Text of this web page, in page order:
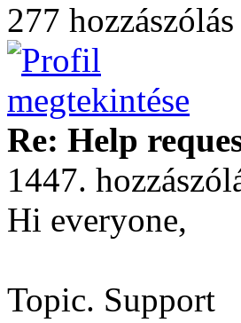
277 hozzászólás
Re: Help
1447.
Hi everyone,
Topic. Support